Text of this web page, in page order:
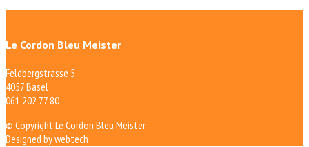
Le Cordon Bleu Meister
Feldbergstrasse 5
4057 Basel
061 202 77 80
© Copyright Le Cordon Bleu Meister
Designed bywebtech